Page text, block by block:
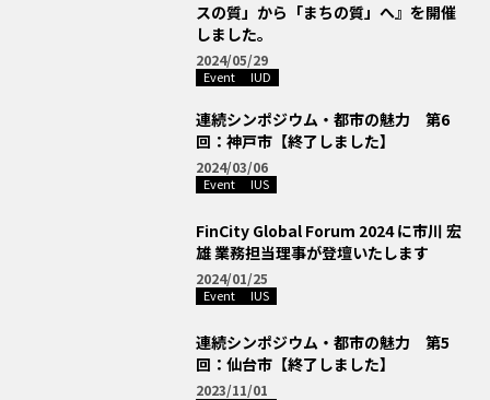
スの質」から「まちの質」へ』を開催
しました。
2024/05/29
Event IUD
連続シンポジウム・都市の魅力 第6
回：神戸市【終了しました】
2024/03/06
Event IUS
FinCity Global Forum 2024 に市川 宏
雄 業務担当理事が登壇いたします
2024/01/25
Event IUS
連続シンポジウム・都市の魅力 第5
回：仙台市【終了しました】
2023/11/01